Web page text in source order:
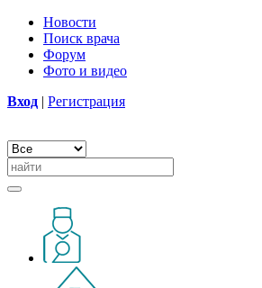
Новости
Поиск врача
Форум
Фото и видео
Вход | Регистрация